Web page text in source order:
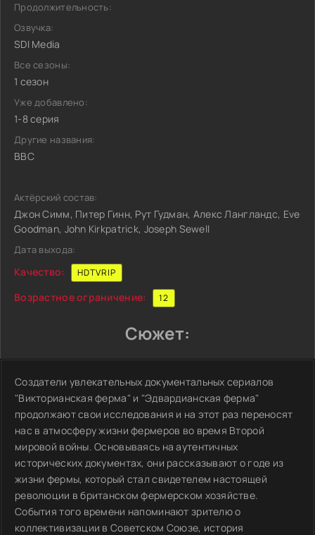
Продолжительность:
Озвучка:
SDI Media
Все сезоны:
1 сезон
Уже добавлено:
1-8 серия
Другие названия:
BBC
Актёрский состав:
Джон Симм, Питер Гинн, Рут Гудман, Алекс Лангландс, Eve
Goodman, John Kirkpatrick, Joseph Sewell
Дата выхода:
Качество: HDTVRIP
Возрастное ограничение: 12
Сюжет:
Создатели увлекательных документальных сериалов
"Викторианская ферма" и "Эдвардианская ферма"
продолжают свои исследования и на этот раз переносят
нас в атмосферу жизни фермеров во время Второй
мировой войны. Основываясь на аутентичных
исторических документах, они рассказывают о годе из
жизни фермы, который стал свидетелем настоящей
революции в британском фермерском хозяйстве.
События того времени напоминают зрителю о
коллективизации в Советском Союзе, история